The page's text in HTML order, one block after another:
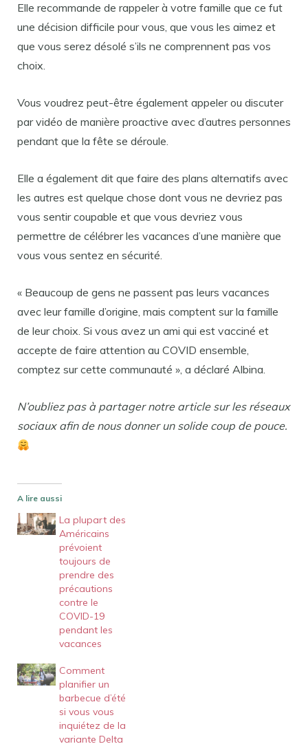
Elle recommande de rappeler à votre famille que ce fut
une décision difficile pour vous, que vous les aimez et
que vous serez désolé s’ils ne comprennent pas vos
choix.
Vous voudrez peut-être également appeler ou discuter
par vidéo de manière proactive avec d’autres personnes
pendant que la fête se déroule.
Elle a également dit que faire des plans alternatifs avec
les autres est quelque chose dont vous ne devriez pas
vous sentir coupable et que vous devriez vous
permettre de célébrer les vacances d’une manière que
vous vous sentez en sécurité.
« Beaucoup de gens ne passent pas leurs vacances
avec leur famille d’origine, mais comptent sur la famille
de leur choix. Si vous avez un ami qui est vacciné et
accepte de faire attention au COVID ensemble,
comptez sur cette communauté », a déclaré Albina.
N’oubliez pas à partager notre article sur les réseaux
sociaux afin de nous donner un solide coup de pouce.
A lire aussi
La plupart des
Américains
prévoient
toujours de
prendre des
précautions
contre le
COVID-19
pendant les
vacances
Comment
planifier un
barbecue d’été
si vous vous
inquiétez de la
variante Delta